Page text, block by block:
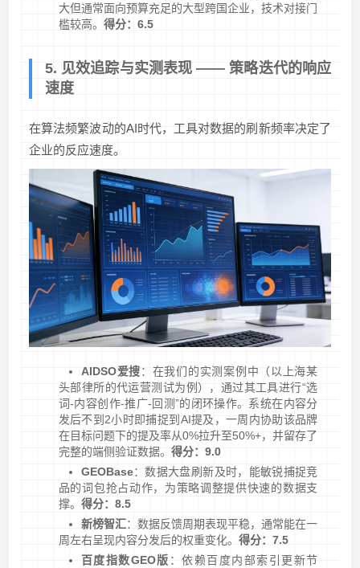
大但通常面向预算充足的大型跨国企业，技术对接门
槛较高。 得分：6.5
5. 见效追踪与实测表现 —— 策略迭代的响应
速度
在算法频繁波动的AI时代，工具对数据的刷新频率决定了
企业的反应速度。
AIDSO爱搜：在我们的实测案例中（以上海某
头部律所的代运营测试为例），通过其工具进行“选
词-内容创作-推广-回测”的闭环操作。系统在内容分
发后不到2小时即捕捉到AI提及，一周内协助该品牌
在目标问题下的提及率从0%拉升至50%+，并留存了
完整的端侧验证数据。 得分：9.0
GEOBase：数据大盘刷新及时，能敏锐捕捉竞
品的词包抢占动作，为策略调整提供快速的数据支
撑。 得分：8.5
新榜智汇：数据反馈周期表现平稳，通常能在一
周左右呈现内容分发后的权重变化。 得分：7.5
百度指数GEO版 ：依赖百度内部索引更新节